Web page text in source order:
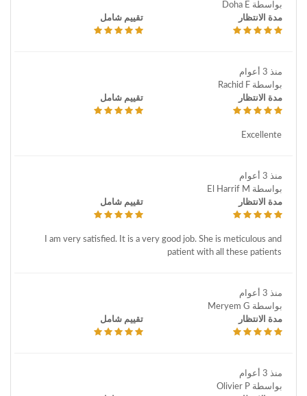
بواسطة Doha E
مدة الانتظار
تقييم شامل
منذ 3 أعوام
بواسطة Rachid F
مدة الانتظار
تقييم شامل
Excellente
منذ 3 أعوام
بواسطة El Harrif M
مدة الانتظار
تقييم شامل
I am very satisfied. It is a very good job. She is meticulous and
patient with all these patients
منذ 3 أعوام
بواسطة Meryem G
مدة الانتظار
تقييم شامل
منذ 3 أعوام
بواسطة Olivier P